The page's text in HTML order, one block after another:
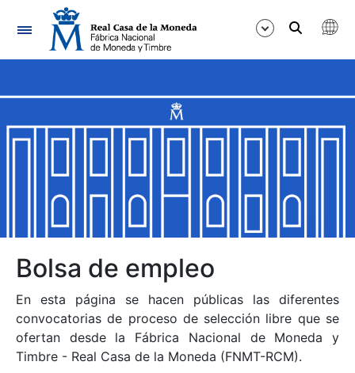
Navegación
Mostrar/Ocultar
Mostrar/Ocultar
Mostrar/Ocultar
Mostrar/Ocultar
Bolsa de empleo
En esta página se hacen públicas las diferentes
convocatorias de proceso de selección libre que se
ofertan desde la Fábrica Nacional de Moneda y
Timbre - Real Casa de la Moneda (FNMT-RCM).